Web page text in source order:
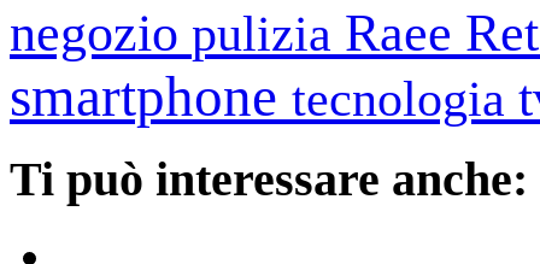
negozio pulizia Raee
smartphone tecnologia
Ti può interessare anche: